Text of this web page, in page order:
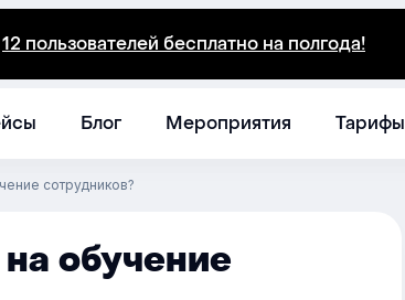
12 пользователей бесплатно на полгода!
Блог Мероприятия Тарифы
сотрудников?
обучение